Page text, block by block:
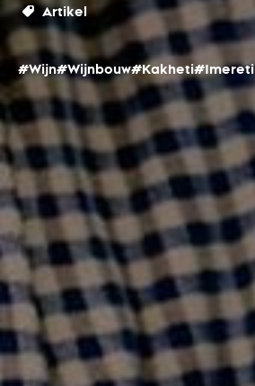
Artikel
#Wijn#Wijnbouw#Kakheti#Imereti